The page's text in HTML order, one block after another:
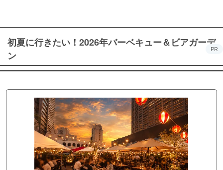
初夏に行きたい！2026年バーベキュー＆ビアガーデ
ン
PR